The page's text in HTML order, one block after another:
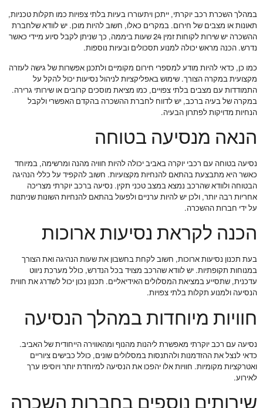
במהלך השכרת רכב יוקרתי, ייתכן ויתעוררו בעיות בלתי צפויות כמו תקלות טכניות,
תאונות או מצבים של חירום. במקרים כאלו, חשוב להיות מוכן. יש לוודא שלחברת
ההשכרה יש שירות לקוחות זמין 24 שעות ביממה, כך שניתן לקבל סיוע מיידי כאשר
נדרש. הכנה מראש יכולה למנוע תסכולים ובעיות נוספות.
כמו כן, כדאי להיות מודע למספרי חירום מקומיים ולתכנן אפשרות של גישה לעזרה
מקצועית במקרה הצורך. שימוש באפליקציות לניהול נסיעות יכול להקל על
התמודדות עם מצבים בלתי צפויים, כמו מציאת מוסכים קרובים או שירותי גרירה.
במקרה של בעיה ברכב, יש לדווח לחברת ההשכרה בהקדם האפשרי ולקבל
הנחיות מדויקות לפתרון הבעיה.
הנאה מנסיעה בטוחה
נסיעה בטוחה עם רכבי יוקרה באביב יכולה להיות חוויה מהנה ומרשימה, במיוחד
כאשר היא מתבצעת בהתאם להנחיות מקצועיות. חשוב להקפיד על כללי הנהיגה
הבטוחה ולוודא שהרכב נמצא במצב טכני תקין. נסיעה ברכב יוקרתי מצריכה
אחריות רבה יותר, ולכן יש להיות ערניים ולפעול בהתאם להנחיות השונות שניתנות
על ידי חברות ההשכרה.
הכנה לקראת נסיעות ארוכות
בעת תכנון נסיעות ארוכות, חשוב לקחת בחשבון את שעות הנהיגה ואת הצורך
במנוחות תקופתיות. יש לוודא שהרכב מצויד בכל הנדרש, כולל מערכת ניווט
עדכנית, שתסייע במציאת המסלולים האידיאליים. תכנון נכון יכול לשדרג את חווית
הנסיעה ולמנוע תקלות בלתי צפויות.
חוויות מיוחדות במהלך הנסיעה
נסיעה עם רכב יוקרתי מאפשרת ליהנות מהנוף ומהאווירה הייחודית של האביב.
כדאי לנצל את ההזדמנות ולהתנסות במסלולים שונים, כולל כבישים ציוריים
ואטרקציות מקומיות. חוויות אלו יהפכו את הנסיעה למיוחדת יותר ויוסיפו ערך
לאירוע.
שירותים נוספים בחברות השכרה